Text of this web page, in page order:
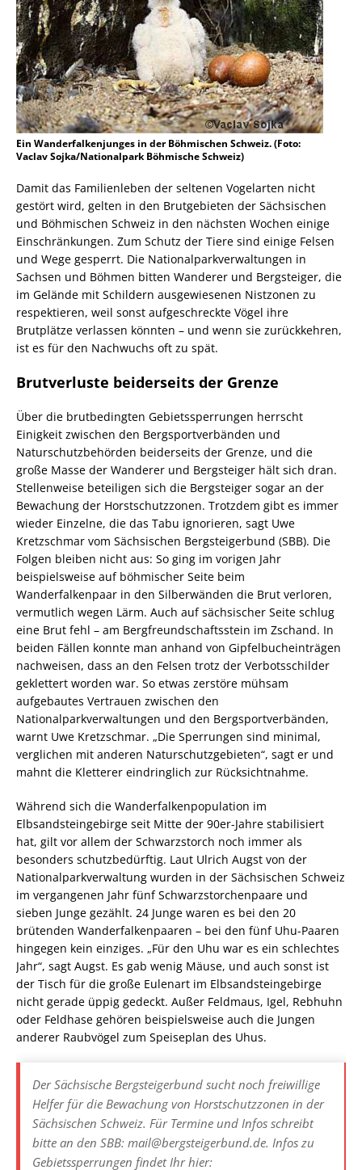
Ein Wanderfalkenjunges in der Böhmischen Schweiz. (Foto:
Vaclav Sojka/Nationalpark Böhmische Schweiz)
Damit das Familienleben der seltenen Vogelarten nicht
gestört wird, gelten in den Brutgebieten der Sächsischen
und Böhmischen Schweiz in den nächsten Wochen einige
Einschränkungen. Zum Schutz der Tiere sind einige Felsen
und Wege gesperrt. Die Nationalparkverwaltungen in
Sachsen und Böhmen bitten Wanderer und Bergsteiger, die
im Gelände mit Schildern ausgewiesenen Nistzonen zu
respektieren, weil sonst aufgeschreckte Vögel ihre
Brutplätze verlassen könnten – und wenn sie zurückkehren,
ist es für den Nachwuchs oft zu spät.
Brutverluste beiderseits der Grenze
Über die brutbedingten Gebietssperrungen herrscht
Einigkeit zwischen den Bergsportverbänden und
Naturschutzbehörden beiderseits der Grenze, und die
große Masse der Wanderer und Bergsteiger hält sich dran.
Stellenweise beteiligen sich die Bergsteiger sogar an der
Bewachung der Horstschutzzonen. Trotzdem gibt es immer
wieder Einzelne, die das Tabu ignorieren, sagt Uwe
Kretzschmar vom Sächsischen Bergsteigerbund (SBB). Die
Folgen bleiben nicht aus: So ging im vorigen Jahr
beispielsweise auf böhmischer Seite beim
Wanderfalkenpaar in den Silberwänden die Brut verloren,
vermutlich wegen Lärm. Auch auf sächsischer Seite schlug
eine Brut fehl – am Bergfreundschaftsstein im Zschand. In
beiden Fällen konnte man anhand von Gipfelbucheinträgen
nachweisen, dass an den Felsen trotz der Verbotsschilder
geklettert worden war. So etwas zerstöre mühsam
aufgebautes Vertrauen zwischen den
Nationalparkverwaltungen und den Bergsportverbänden,
warnt Uwe Kretzschmar. „Die Sperrungen sind minimal,
verglichen mit anderen Naturschutzgebieten“, sagt er und
mahnt die Kletterer eindringlich zur Rücksichtnahme.
Während sich die Wanderfalkenpopulation im
Elbsandsteingebirge seit Mitte der 90er-Jahre stabilisiert
hat, gilt vor allem der Schwarzstorch noch immer als
besonders schutzbedürftig. Laut Ulrich Augst von der
Nationalparkverwaltung wurden in der Sächsischen Schweiz
im vergangenen Jahr fünf Schwarzstorchenpaare und
sieben Junge gezählt. 24 Junge waren es bei den 20
brütenden Wanderfalkenpaaren – bei den fünf Uhu-Paaren
hingegen kein einziges. „Für den Uhu war es ein schlechtes
Jahr“, sagt Augst. Es gab wenig Mäuse, und auch sonst ist
der Tisch für die große Eulenart im Elbsandsteingebirge
nicht gerade üppig gedeckt. Außer Feldmaus, Igel, Rebhuhn
oder Feldhase gehören beispielsweise auch die Jungen
anderer Raubvögel zum Speiseplan des Uhus.
Der Sächsische Bergsteigerbund sucht noch freiwillige
Helfer für die Bewachung von Horstschutzzonen in der
Sächsischen Schweiz. Für Termine und Infos schreibt
bitte an den SBB: mail@bergsteigerbund.de. Infos zu
Gebietssperrungen findet Ihr hier: